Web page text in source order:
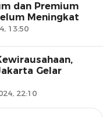
dan Premium
Meningkat
13:50
Gelar
22:10